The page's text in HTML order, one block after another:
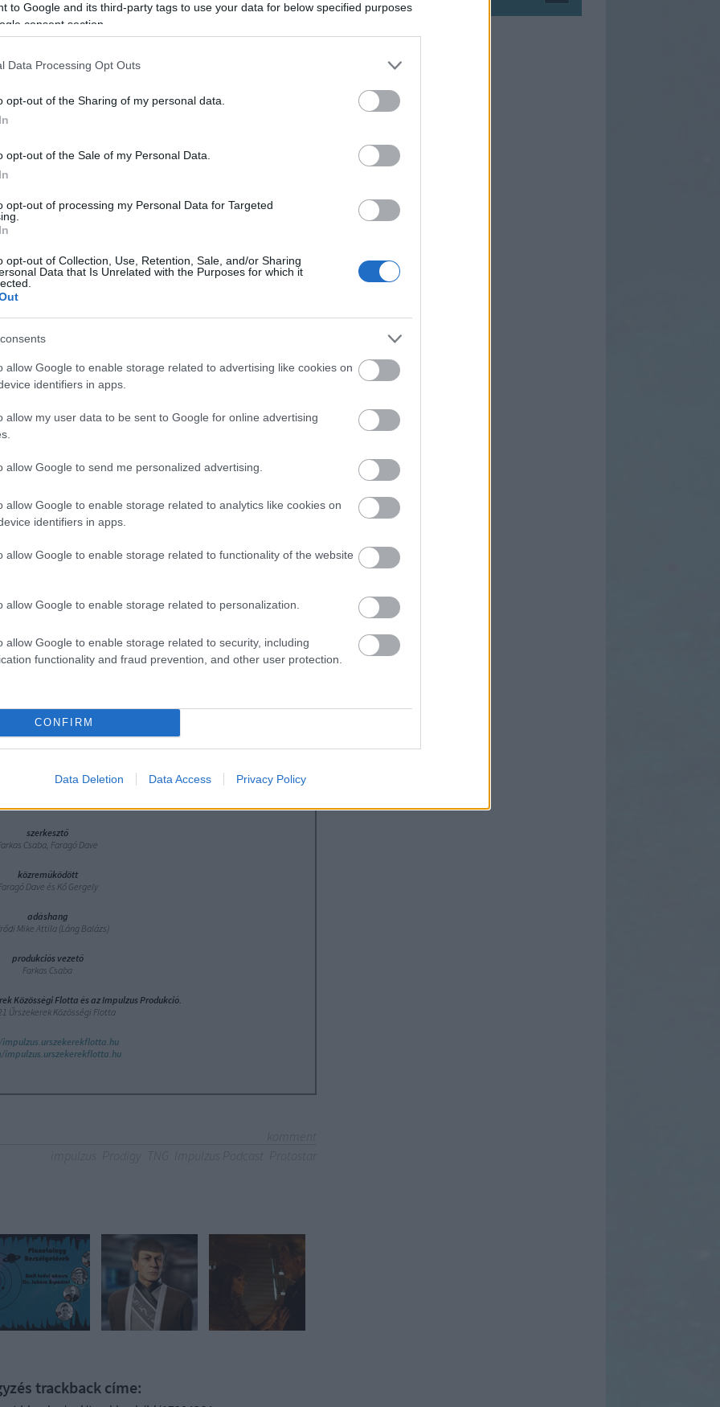
to Google and its third-party tags to use your data for below specified purposes
consent section.
Data Processing Opt Outs
opt-out of the Sharing of my personal data.
opt-out of the Sale of my Personal Data.
opt-out of processing my Personal Data for Targeted
opt-out of Collection, Use, Retention, Sale, and/or Sharing
Data that Is Unrelated with the Purposes for which it
allow Google to enable storage related to advertising like cookies on
identifiers in apps.
allow my user data to be sent to Google for online advertising
allow Google to send me personalized advertising.
allow Google to enable storage related to analytics like cookies on
identifiers in apps.
allow Google to enable storage related to functionality of the website
allow Google to enable storage related to personalization.
allow Google to enable storage related to security, including
functionality and fraud prevention, and other user protection.
CONFIRM
Data Deletion Data Access Privacy Policy
New Worlds sorozathoz.
kapitánynak egy kisebb presztízsű csillaghajón? Riker döntése az epizód végén.
Worf felavatási szertartása a holofedélzeten.
szerkesztő
Csaba, Faragó Dave
közreműködött
Dave és Kő Gergely
adáshang
Mike Attila (Láng Balázs)
produkciós vezető
Farkas Csaba
Közösségi Flotta és az Impulzus Produkció.
Űrszekerek Közösségi Flotta
impulzus.urszekerekflotta.hu
trackback címe:
Impulzus Facebook
Partnereink
Feedek